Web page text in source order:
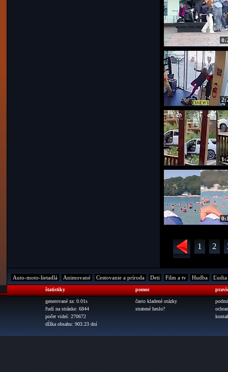
1 2
Auto-moto-lietadlá Animované Cestovanie a príroda Deti Film a tv Hudba Ľudia
štatistiky
generované za: 0.01s
ľudí na stránke: 6844
počet videí: 270672
dĺžka obsahu: 903.23 dní
pomoc
často kladené otázky
stratené heslo?